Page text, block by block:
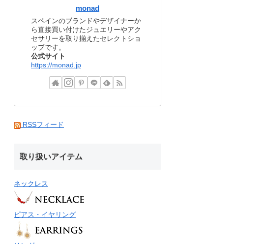
monad
スペインのブランドやデザイナーか
ら直接買い付けたジュエリーやアク
セサリーを取り揃えたセレクトショ
ップです。
公式サイト
https://monad.jp
RSSフィード
取り扱いアイテム
ネックレス
ピアス・イヤリング